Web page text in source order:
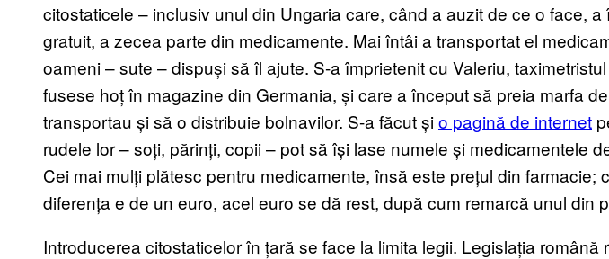
citostaticele – inclusiv unul din Ungaria care, când a auzit de ce o face,
gratuit, a zecea parte din medicamente. Mai întâi a transportat el
oameni – sute – dispuși să îl ajute. S-a împrietenit cu Valeriu,
fusese hoț în magazine din Germania, și care a început să preia marfa
transportau și să o distribuie bolnavilor. S-a făcut șio pagină de internet
rudele lor – soți, părinți, copii – pot să își lase numele și medicamentele
Cei mai mulți plătesc pentru medicamente, însă este prețul din farmacie;
diferența e de un euro, acel euro se dă rest, după cum remarcă unul din
Introducerea citostaticelor în țară se face la limita legii. Legislația română